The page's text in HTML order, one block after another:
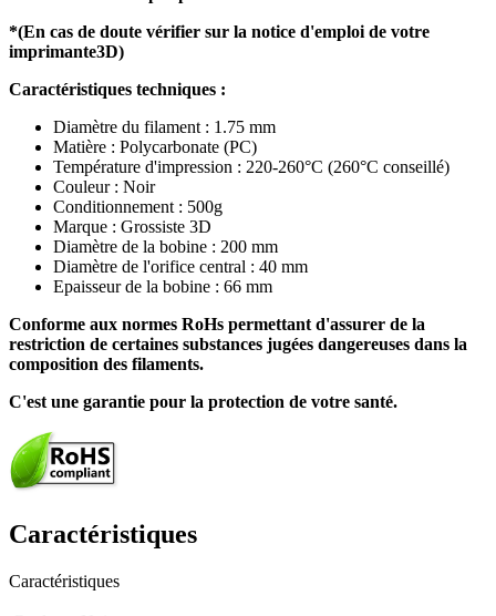
*(En cas de doute vérifier sur la notice d'emploi de votre
imprimante3D)
Caractéristiques techniques :
Diamètre du filament : 1.75 mm
Matière : Polycarbonate (PC)
Température d'impression : 220-260°C (260°C conseillé)
Couleur : Noir
Conditionnement : 500g
Marque : Grossiste 3D
Diamètre de la bobine : 200 mm
Diamètre de l'orifice central : 40 mm
Epaisseur de la bobine : 66 mm
Conforme aux normes RoHs permettant d'assurer de la
restriction de certaines substances jugées dangereuses dans la
composition des filaments.
C'est une garantie pour la protection de votre santé.
Caractéristiques
Caractéristiques